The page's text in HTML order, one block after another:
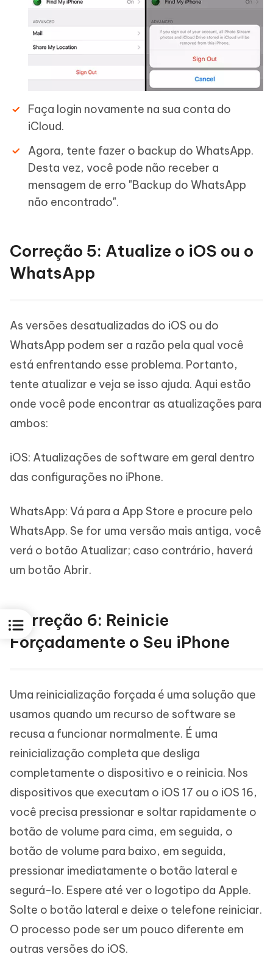
Faça login novamente na sua conta do
iCloud.
Agora, tente fazer o backup do WhatsApp.
Desta vez, você pode não receber a
mensagem de erro "Backup do WhatsApp
não encontrado".
Correção 5: Atualize o iOS ou o
WhatsApp
As versões desatualizadas do iOS ou do
WhatsApp podem ser a razão pela qual você
está enfrentando esse problema. Portanto,
tente atualizar e veja se isso ajuda. Aqui estão
onde você pode encontrar as atualizações para
ambos:
iOS: Atualizações de software em geral dentro
das configurações no iPhone.
WhatsApp: Vá para a App Store e procure pelo
WhatsApp. Se for uma versão mais antiga, você
verá o botão Atualizar; caso contrário, haverá
um botão Abrir.
Correção 6: Reinicie
Forçadamente o Seu iPhone
Uma reinicialização forçada é uma solução que
usamos quando um recurso de software se
recusa a funcionar normalmente. É uma
reinicialização completa que desliga
completamente o dispositivo e o reinicia. Nos
dispositivos que executam o iOS 17 ou o iOS 16,
você precisa pressionar e soltar rapidamente o
botão de volume para cima, em seguida, o
botão de volume para baixo, em seguida,
pressionar imediatamente o botão lateral e
segurá-lo. Espere até ver o logotipo da Apple.
Solte o botão lateral e deixe o telefone reiniciar.
O processo pode ser um pouco diferente em
outras versões do iOS.